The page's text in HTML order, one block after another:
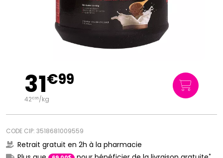
31€99
42€65/kg
CODE CIP: 3518681009559
Retrait gratuit en 2h à la pharmacie
€ *